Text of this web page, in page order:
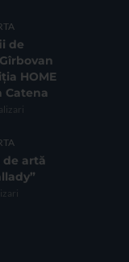
de
HOME
Catena
artă